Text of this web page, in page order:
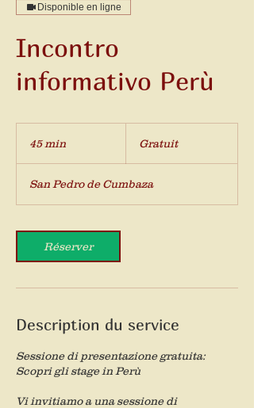
Disponible en ligne
Incontro
informativo Perù
45 min
i
n
Gratuit
San Pedro de Cumbaza
Réserver
Description du service
Sessione di presentazione gratuita:
Scopri gli stage in Perù
Vi invitiamo a una sessione di